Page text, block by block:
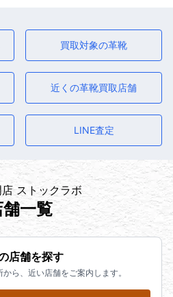
買取対象の革靴
近くの革靴買取店舗
LINE査定
ストックラボ
一覧
店舗を探す
ら、近い店舗をご案内します。